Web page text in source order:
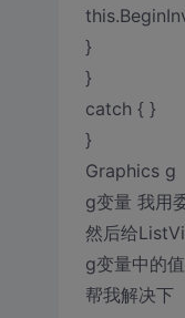
}
}
catch { }
}
Graphics g
g变量 我用
然后给
g变量中的
帮我解决下